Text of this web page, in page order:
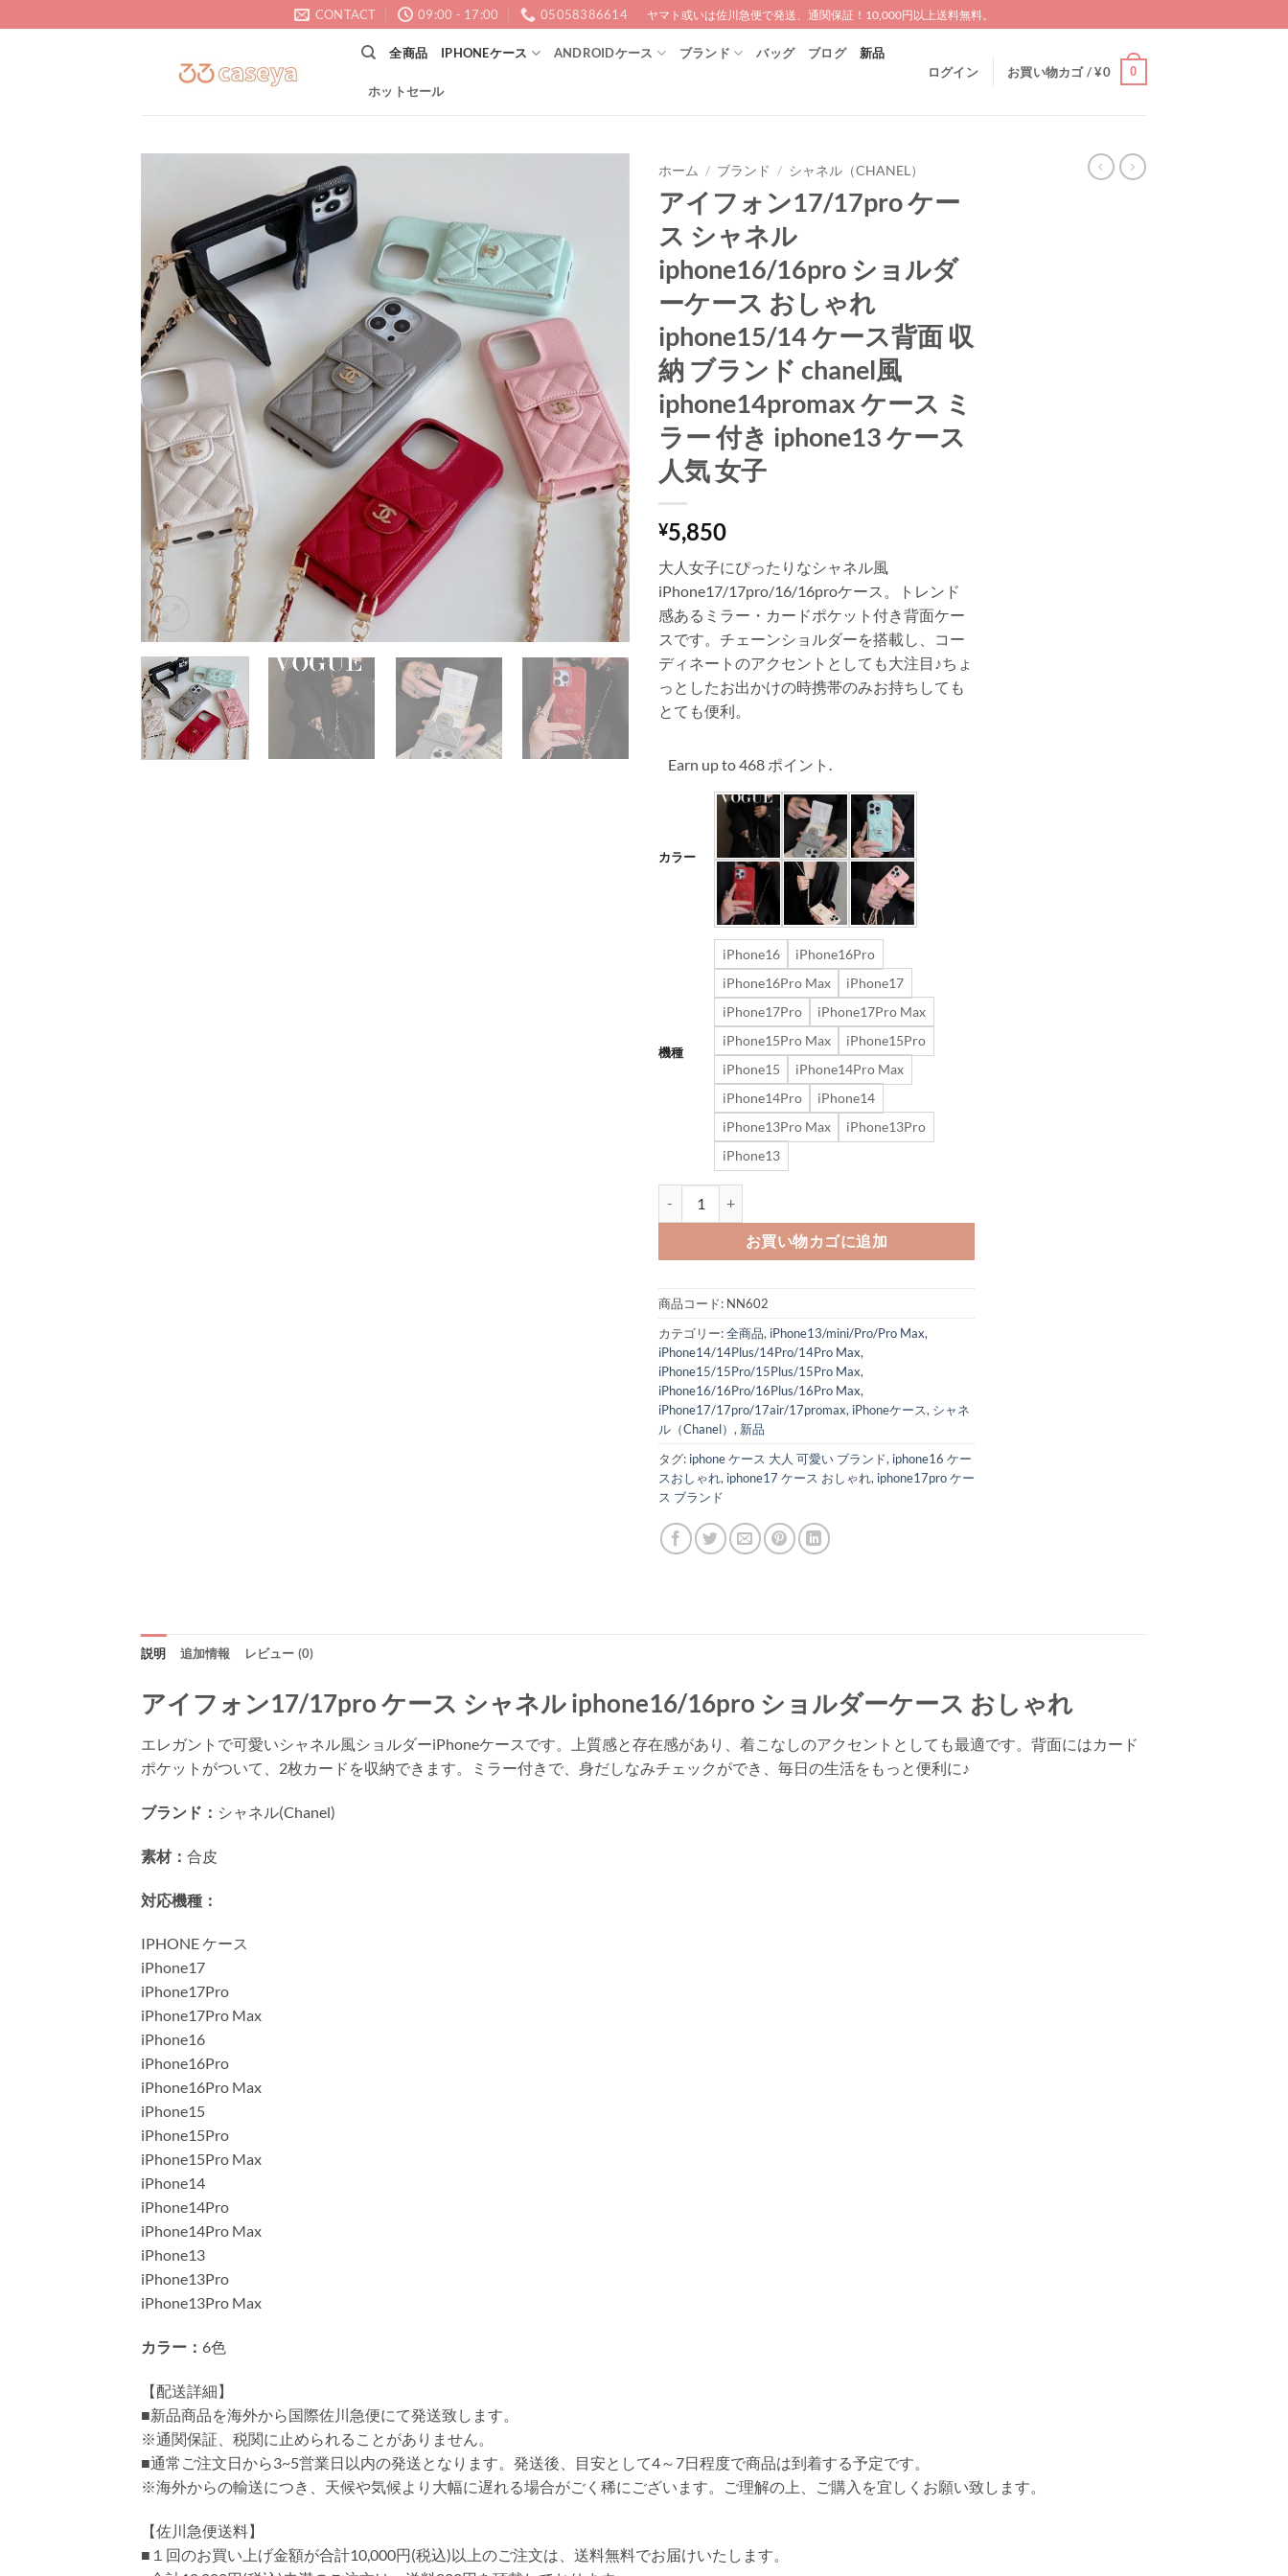
to
CONTACT 09:00 - 17:00 05058386614 ヤマト或いは佐川急便で発送、通関保証！10,000円以上送料無料。
全商品 IPHONEケース ANDROIDケース ブランド バッグ ブログ 新品
ホットセール
ログイン お買い物カゴ /¥0 0
ホーム / ブランド / シャネル（CHANEL）
アイフォン17/17pro ケー
ス シャネル
iphone16/16pro ショルダ
ーケース おしゃれ
iphone15/14 ケース背面 収
納 ブランド chanel風
iphone14promax ケース ミ
ラー 付き iphone13 ケース
人気 女子
¥5,850
大人女子にぴったりなシャネル風
iPhone17/17pro/16/16proケース。トレンド
感あるミラー・カードポケット付き背面ケー
スです。チェーンショルダーを搭載し、コー
ディネートのアクセントとしても大注目♪ちょ
っとしたお出かけの時携帯のみお持ちしても
とても便利。
Earn up to 468 ポイント.
カラー
機種
iPhone16
iPhone16Pro
iPhone16Pro Max
iPhone17
iPhone17Pro
iPhone17Pro Max
iPhone15Pro Max
iPhone15Pro
iPhone15
iPhone14Pro Max
iPhone14Pro
iPhone14
iPhone13Pro Max
iPhone13Pro
iPhone13
お買い物カゴに追加
商品コード: NN602
カテゴリー:全商品, iPhone13/mini/Pro/Pro Max,
iPhone14/14Plus/14Pro/14Pro Max,
iPhone15/15Pro/15Plus/15Pro Max,
iPhone16/16Pro/16Plus/16Pro Max,
iPhone17/17pro/17air/17promax, iPhoneケース, シャネ
ル（Chanel） , 新品
タグ: iphone ケース 大人 可愛い ブランド, iphone16 ケー
スおしゃれ, iphone17 ケース おしゃれ, iphone17pro ケー
ス ブランド
説明 追加情報 レビュー (0)
アイフォン17/17pro ケース シャネル iphone16/16pro ショルダーケース おしゃれ
エレガントで可愛いシャネル風ショルダーiPhoneケースです。上質感と存在感があり、着こなしのアクセントとしても最適です。背面にはカード
ポケットがついて、2枚カードを収納できます。ミラー付きで、身だしなみチェックができ、毎日の生活をもっと便利に♪
ブランド： シャネル(Chanel)
素材： 合皮
対応機種：
IPHONE ケース
iPhone17
iPhone17Pro
iPhone17Pro Max
iPhone16
iPhone16Pro
iPhone16Pro Max
iPhone15
iPhone15Pro
iPhone15Pro Max
iPhone14
iPhone14Pro
iPhone14Pro Max
iPhone13
iPhone13Pro
iPhone13Pro Max
カラー： 6色
【配送詳細】
■新品商品を海外から国際佐川急便にて発送致します。
※通関保証、税関に止められることがありません。
■通常ご注文日から3~5営業日以内の発送となります。発送後、目安として4～7日程度で商品は到着する予定です。
※海外からの輸送につき、天候や気候より大幅に遅れる場合がごく稀にございます。ご理解の上、ご購入を宜しくお願い致します。
【佐川急便送料】
■１回のお買い上げ金額が合計10,000円(税込)以上のご注文は、送料無料でお届けいたします。